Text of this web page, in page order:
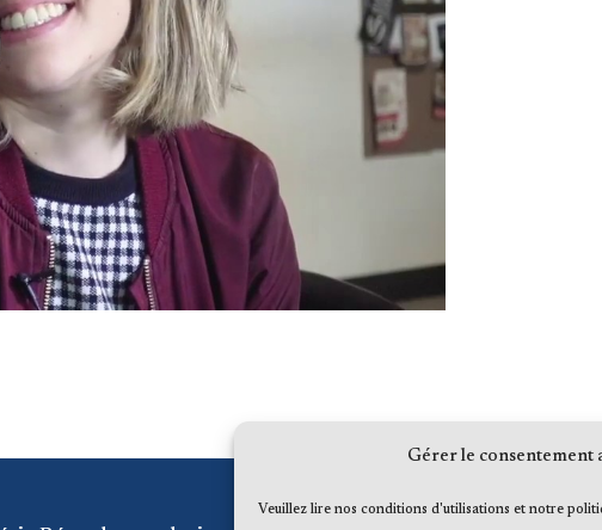
Gérer le consentement
Veuillez lire nos conditions d'utilisations et notre